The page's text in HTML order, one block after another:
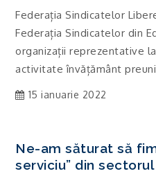
Federația Sindicatelor
Federația Sindicatelor din
organizații reprezentative
activitate învățământ
15 ianuarie 2022
Ne-am săturat să
serviciu” din